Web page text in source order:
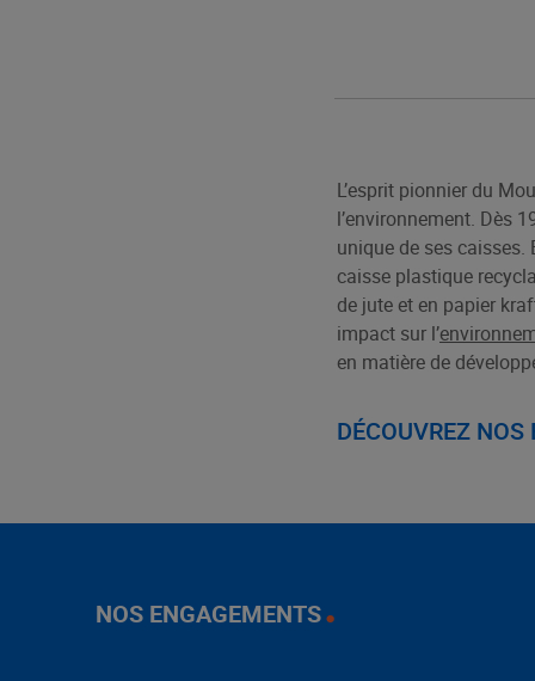
L’esprit pionnier du
l’environnement. Dès
unique de ses caisses.
caisse plastique
de jute et en papier
impact sur l’
en matière de
DÉCOUVREZ
NOS ENGAGEMENTS